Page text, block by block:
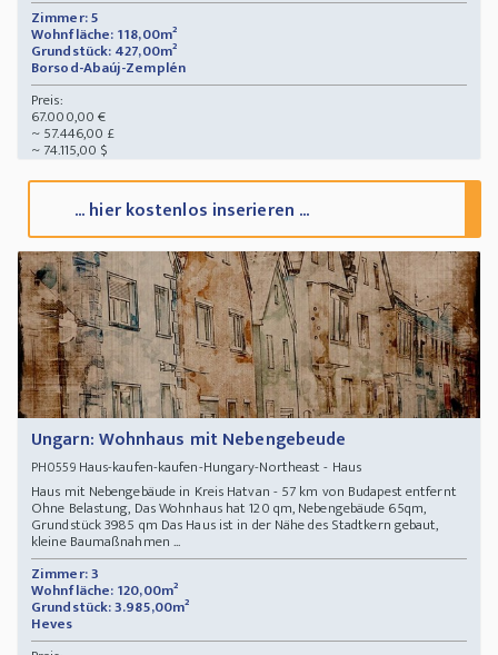
Zimmer: 5
Wohnfläche: 118,00m²
Grundstück: 427,00m²
Borsod-Abaúj-Zemplén
Preis:
67.000,00 €
~ 57.446,00 £
~ 74.115,00 $
... hier kostenlos inserieren ...
Ungarn: Wohnhaus mit Nebengebeude
PH0559Haus-kaufen-kaufen-Hungary-Northeast - Haus
Haus mit Nebengebäude in Kreis Hatvan - 57 km von Budapest entfernt
Ohne Belastung, Das Wohnhaus hat 120 qm, Nebengebäude 65qm,
Grundstück 3985 qm Das Haus ist in der Nähe des Stadtkern gebaut,
kleine Baumaßnahmen ...
Zimmer: 3
Wohnfläche: 120,00m²
Grundstück: 3.985,00m²
Heves